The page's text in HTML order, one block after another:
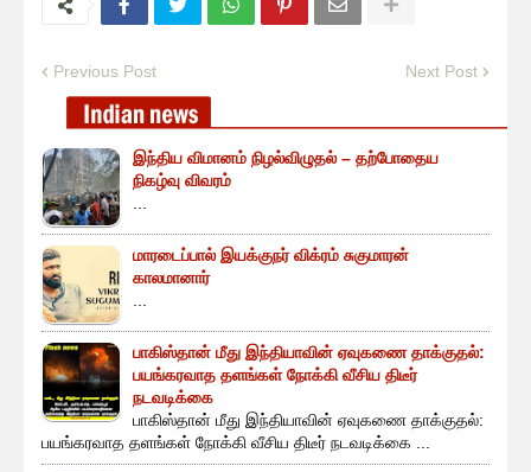
Previous Post Next Post
இந்திய விமானம் நிழல்விழுதல் – தற்போதைய
நிகழ்வு விவரம்
...
மாரடைப்பால் இயக்குநர் விக்ரம் சுகுமாரன்
காலமானார்
...
பாகிஸ்தான் மீது இந்தியாவின் ஏவுகணை தாக்குதல்:
பயங்கரவாத தளங்கள் நோக்கி வீசிய திடீர்
நடவடிக்கை
பாகிஸ்தான் மீது இந்தியாவின் ஏவுகணை தாக்குதல்:
பயங்கரவாத தளங்கள் நோக்கி வீசிய திடீர் நடவடிக்கை ...